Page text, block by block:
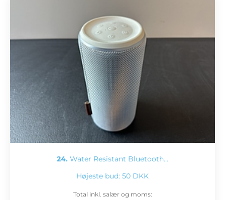
24. Water Resistant Bluetooth…
Højeste bud: 50 DKK
Total inkl. salær og moms: